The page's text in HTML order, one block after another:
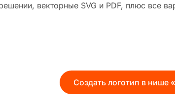
векторные SVG и PDF, плюс все
Создать логотип в нише